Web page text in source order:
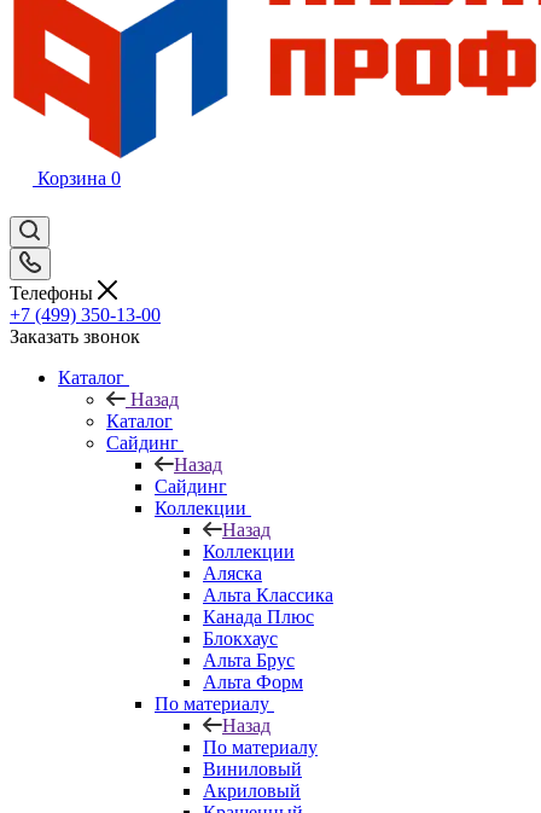
Корзина 0
Телефоны
+7 (499) 350-13-00
Заказать звонок
Каталог
Назад
Каталог
Сайдинг
Назад
Сайдинг
Коллекции
Назад
Коллекции
Аляска
Альта Классика
Канада Плюс
Блокхаус
Альта Брус
Альта Форм
По материалу
Назад
По материалу
Виниловый
Акриловый